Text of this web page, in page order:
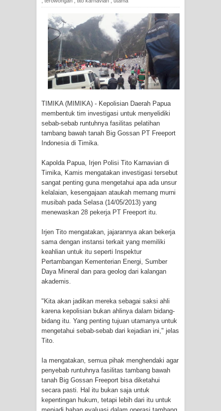
Tiga Personel Polresta Jayapura Kota
Jalani Sidang BP4R di Jayapura
Kapolresta Jayapura Kota
Mengapresiasi Antusiasme Warga
Saat Nonton Bareng Final Piala Dunia
2026 di Lapangan Karang PTC Entrop
Kebakaran Hanguskan Satu Rumah
Profil Lengkap Papua Barat, Bumi
Cenderawasih di Ujung Barat Papua
Profil Lengkap Provinsi Papua, Bumi
Cenderawasih di Ujung Timur
Indonesia
Profil Lengkap Aceh, Provinsi
Lima Rumah Pribadi Terbakar Di
Hamadi Jayapura Selatan
Gempa M3,3 Guncang Nabire, BMKG
Imbau Waspada Susulan
Mama-Mama Pasar Lama Sentani
TIMIKA (MIMIKA) - Kepolisian Daerah Papua
membentuk tim investigasi untuk menyelidiki
sebab-sebab runtuhnya fasilitas pelatihan
tambang bawah tanah Big Gossan PT Freeport
Indonesia di Timika.
Kapolda Papua, Irjen Polisi Tito Karnavian di
Timika, Kamis mengatakan investigasi tersebut
sangat penting guna mengetahui apa ada unsur
kelalaian, kesengajaan ataukah memang murni
musibah pada Selasa (14/05/2013) yang
menewaskan 28 pekerja PT Freeport itu.
Irjen Tito mengatakan, jajarannya akan bekerja
sama dengan instansi terkait yang memiliki
keahlian untuk itu seperti Inspektur
Pertambangan Kementerian Energi, Sumber
Daya Mineral dan para geolog dari kalangan
akademis.
"Kita akan jadikan mereka sebagai saksi ahli
karena kepolisian bukan ahlinya dalam bidang-
bidang itu. Yang penting tujuan utamanya untuk
mengetahui sebab-sebab dari kejadian ini," jelas
Tito.
Ia mengatakan, semua pihak menghendaki agar
penyebab runtuhnya fasilitas tambang bawah
tanah Big Gossan Freeport bisa diketahui
secara pasti. Hal itu bukan saja untuk
kepentingan hukum, tetapi lebih dari itu untuk